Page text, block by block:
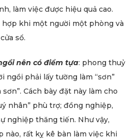
làm việc được hiệu quả cao.
khi một người một phòng và
sổ.
nên có điểm tựa: phong thuỷ
ngồi phải lấy tường làm “sơn”
Cách bày đặt này làm cho
nhân” phù trợ; đồng nghiệp,
nghiệp thăng tiến. Như vậy,
rất kỵ kê bàn làm việc khi